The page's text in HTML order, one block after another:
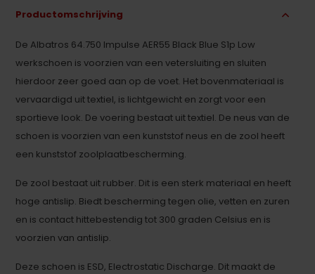
Productomschrijving
De Albatros 64.750 Impulse AER55 Black Blue S1p Low
werkschoen is voorzien van een vetersluiting en sluiten
hierdoor zeer goed aan op de voet. Het bovenmateriaal is
vervaardigd uit textiel, is lichtgewicht en zorgt voor een
sportieve look. De voering bestaat uit textiel. De neus van de
schoen is voorzien van een kunststof neus en de zool heeft
een kunststof zoolplaatbescherming.
De zool bestaat uit rubber. Dit is een sterk materiaal en heeft
hoge antislip. Biedt bescherming tegen olie, vetten en zuren
en is contact hittebestendig tot 300 graden Celsius en is
voorzien van antislip.
Deze schoen is ESD, Electrostatic Discharge. Dit maakt de